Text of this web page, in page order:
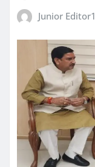
Junior Editor1